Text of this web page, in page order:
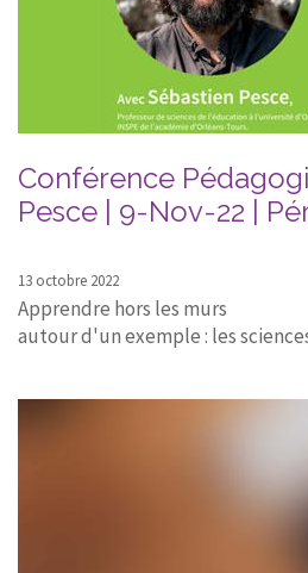
Conférence
Pesce | 9-Nov-22 |
13 octobre 2022
Apprendre hors les murs
autour d'un exemple : les